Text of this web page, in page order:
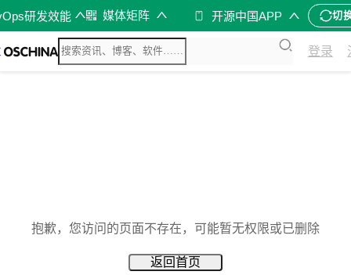
研发效能 媒体矩阵 开源中国APP 切
登录
抱歉，您访问的页面不存在，可能暂无权限或已删除
返回首页